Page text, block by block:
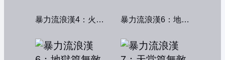
暴力流浪漢4：火線交鋒 暴力流浪漢6：地獄篇